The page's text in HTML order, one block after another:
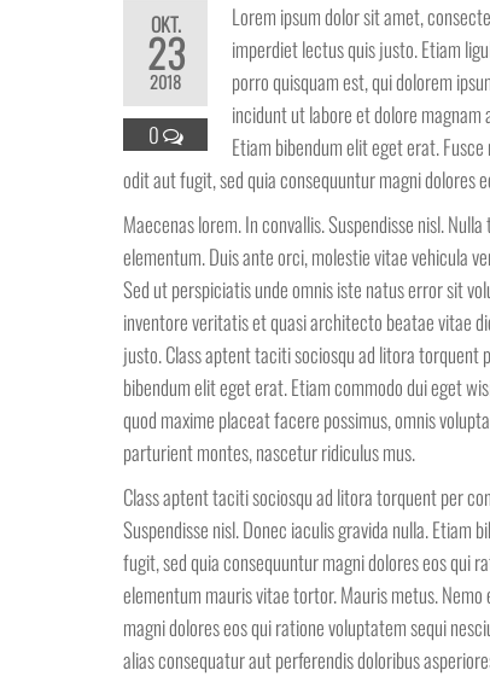
OKT.
23
2018
0
Lorem ipsum dolor sit amet,
imperdiet lectus quis justo. Etiam
porro quisquam est, qui dolorem
incidunt ut labore et dolore
Etiam bibendum elit eget erat.
odit aut fugit, sed quia consequuntur magni dolores
Maecenas lorem. In convallis. Suspendisse nisl.
elementum. Duis ante orci, molestie vitae vehicula
Sed ut perspiciatis unde omnis iste natus error sit
inventore veritatis et quasi architecto beatae vitae
justo. Class aptent taciti sociosqu ad litora torquent
bibendum elit eget erat. Etiam commodo dui eget
quod maxime placeat facere possimus, omnis
parturient montes, nascetur ridiculus mus.
Class aptent taciti sociosqu ad litora torquent per
Suspendisse nisl. Donec iaculis gravida nulla.
fugit, sed quia consequuntur magni dolores eos qui
elementum mauris vitae tortor. Mauris metus.
magni dolores eos qui ratione voluptatem sequi
alias consequatur aut perferendis doloribus